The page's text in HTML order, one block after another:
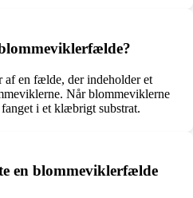
en fælde, der indeholder et
Når blommeviklerne
i et klæbrigt substrat.
en blommeviklerfælde